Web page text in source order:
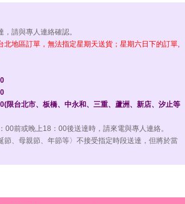
請與專人連絡確認。
北地區訂單，無法指定星期天送貨；星期六日下的訂單,
限台北市、板橋、中永和、三重、蘆洲、新店、汐止等
00前或晚上18：00後送達時，請來電與專人連絡。
節、母親節、年節等〉不接受指定時段送達，但將於當